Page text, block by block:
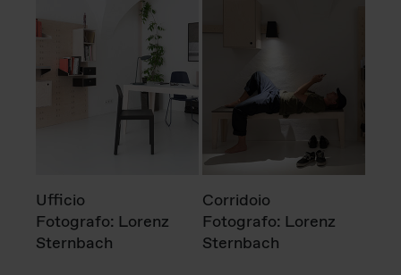
Ufficio
Fotografo: Lorenz
Sternbach
Corridoio
Fotografo: Lorenz
Sternbach